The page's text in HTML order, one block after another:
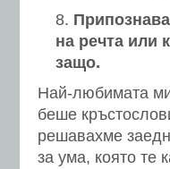
на речта или
защо.
Най-любимата
беше
решавахме
за ума, която те